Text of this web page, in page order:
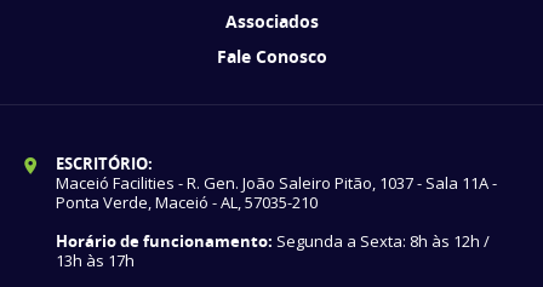
Associados
Fale Conosco
ESCRITÓRIO:
Maceió Facilities - R. Gen. João Saleiro Pitão, 1037 - Sala 11A -
Ponta Verde, Maceió - AL, 57035-210
Horário de funcionamento: Segunda a Sexta: 8h às 12h /
13h às 17h